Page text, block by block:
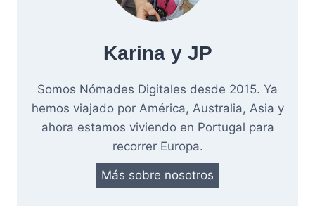
Karina y JP
Somos Nómades Digitales desde 2015. Ya
hemos viajado por América, Australia, Asia y
ahora estamos viviendo en Portugal para
recorrer Europa.
Más sobre nosotros